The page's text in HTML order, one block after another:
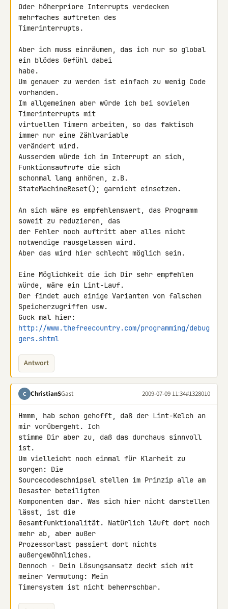
Oder höherpriore Interrupts verdecken
mehrfaches auftreten des
Timerinterrupts.
Aber ich muss einräumen, das ich nur so global
ein blödes Gefühl dabei
habe.
Um genauer zu werden ist einfach zu wenig Code
vorhanden.
Im allgemeinen aber würde ich bei sovielen
Timerinterrupts mit
virtuellen Timern arbeiten, so das faktisch
immer nur eine Zählvariable
verändert wird.
Ausserdem würde ich im Interrupt an sich,
Funktionsaufrufe die sich
schonmal lang anhören, z.B.
StateMachineReset(); garnicht einsetzen.
An sich wäre es empfehlenswert, das Programm
soweit zu reduzieren, das
der Fehler noch auftritt aber alles nicht
notwendige rausgelassen wird.
Aber das wird hier schlecht möglich sein.
Eine Möglichkeit die ich Dir sehr empfehlen
würde, wäre ein Lint-Lauf.
Der findet auch einige Varianten von falschen
Speicherzugriffen usw.
http://www.thefreecountry.com/programming/debug
gers.shtml
Antwort
C ChristianSGast 2009-07-09 11:34#1328010
Hmmm, hab schon gehofft, daß der Lint-Kelch an
mir vorübergeht. Ich
stimme Dir aber zu, daß das durchaus sinnvoll
ist.
Um vielleicht noch einmal für Klarheit zu
sorgen: Die
Sourcecodeschnipsel stellen im Prinzip alle am
Desaster beteiligten
Komponenten dar. Was sich hier nicht darstellen
lässt, ist die
Gesamtfunktionalität. Natürlich läuft dort noch
mehr ab, aber außer
Prozessorlast passiert dort nichts
außergewöhnliches.
Dennoch - Dein Lösungsansatz deckt sich mit
meiner Vermutung: Mein
Timersystem ist nicht beherrschbar.